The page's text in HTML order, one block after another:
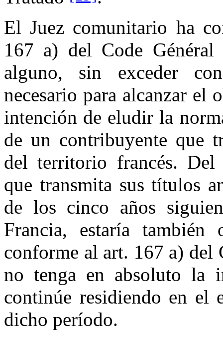
El Juez comunitario ha
167 a) del Code
alguno, sin exceder
necesario para alcanzar el
intención de eludir la
de un contribuyente que
del territorio francés.
que transmita sus títulos
de los cinco años
Francia, estaría
conforme al art. 167 a) del
no tenga en absoluto la
continúe residiendo en el
dicho período.